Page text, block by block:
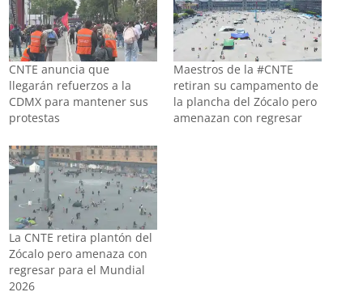
CNTE anuncia que
llegarán refuerzos a la
CDMX para mantener sus
protestas
Maestros de la #CNTE
retiran su campamento de
la plancha del Zócalo pero
amenazan con regresar
La CNTE retira plantón del
Zócalo pero amenaza con
regresar para el Mundial
2026